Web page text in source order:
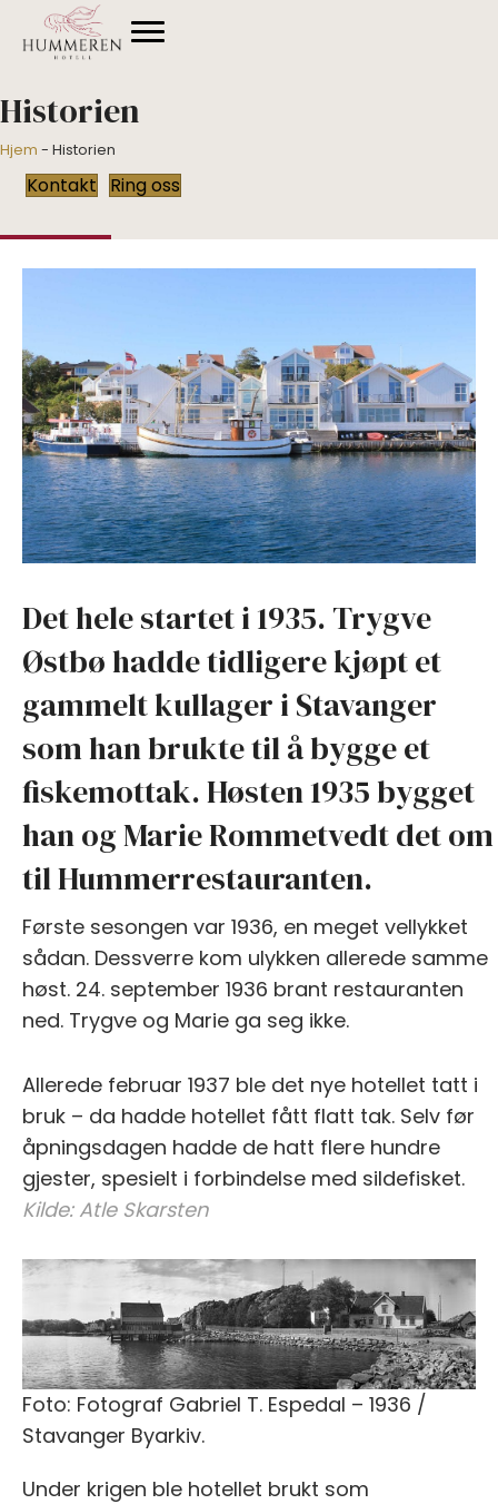
Historien
Hjem - Historien
Kontakt Ring oss
Det hele startet i 1935. Trygve
Østbø hadde tidligere kjøpt et
gammelt kullager i Stavanger
som han brukte til å bygge et
fiskemottak. Høsten 1935 bygget
han og Marie Rommetvedt det om
til Hummerrestauranten.
Første sesongen var 1936, en meget vellykket
sådan. Dessverre kom ulykken allerede samme
høst. 24. september 1936 brant restauranten
ned. Trygve og Marie ga seg ikke.
Allerede februar 1937 ble det nye hotellet tatt i
bruk – da hadde hotellet fått flatt tak. Selv før
åpningsdagen hadde de hatt flere hundre
gjester, spesielt i forbindelse med sildefisket.
Kilde: Atle Skarsten
Foto: Fotograf Gabriel T. Espedal – 1936 /
Stavanger Byarkiv.
Under krigen ble hotellet brukt som